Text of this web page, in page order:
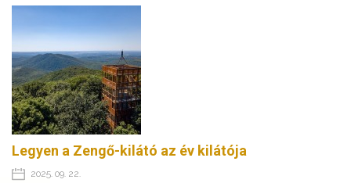
Legyen a Zengő-kilátó az év kilátója
2025. 09. 22.